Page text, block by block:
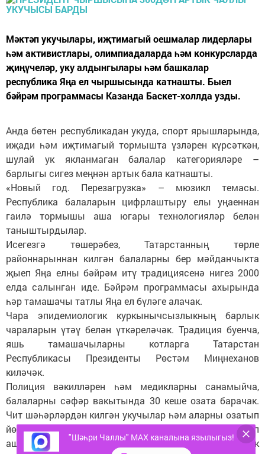
Мәктәп укучылары, иҗтимагый оешмалар лидерлары
һәм активистлары, олимпиадаларда һәм конкурсларда
җиңүчеләр, уку алдынгылары һәм башкалар
республика Яңа ел чыршысында катнашты. Быел
бәйрәм программасы Казанда Баскет-холлда узды.
Анда бөтен республикадан укуда, спорт ярышларында,
иҗади һәм иҗтимагый тормышта үзләрен күрсәткән,
шулай ук якланмаган балалар категорияләре –
барлыгы сигез меңнән артык бала катнашты.
«Новый год. Перезагрузка» – мюзикл темасы.
Республика балаларын цифрлаштыру елы уңаеннан
гаилә тормышы аша югары технологияләр белән
таныштырдылар.
Исегезгә төшерәбез, Татарстанның төрле
районнарыннан килгән балаларны бер мәйданчыкта
җыеп Яңа елны бәйрәм итү традициясенә нигез 2000
елда салынган иде. Бәйрәм программасы ахырында
һәр тамашачы татлы Яңа ел бүләге алачак.
Чара эпидемиологик куркынычсызлыкның барлык
чараларын үтәү белән үткәреләчәк. Традиция буенча,
яшь тамашачыларны котларга Татарстан
Республикасы Президенты Рөстәм Миңнеханов
киләчәк.
Полиция вәкилләрен һәм медикларны санамыйча,
балаларны сәфәр вакытында 30 кеше озата барачак.
Чит шәһәрләрдән килгән укучылар һәм аларны озатып
йөрүче педагоглар өчен Казанның мәктәп
ашханәләрендә кайнар аш оештырылган. Шулай ук
"Шәһри Чаллы" MAX каналына язылыгыз!